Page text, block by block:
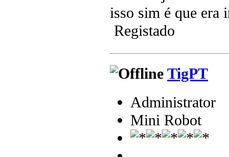
isso sim é que era
Registado
TigPT
Administrator
Mini Robot